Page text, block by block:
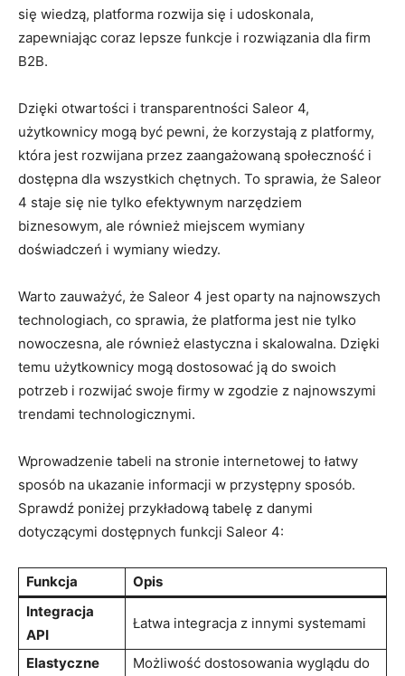
się wiedzą, ​platforma rozwija się‍ i udoskonala,
zapewniając coraz lepsze ⁣funkcje ⁢i ⁢rozwiązania dla firm
B2B.
Dzięki otwartości⁢ i transparentności Saleor ⁤4,
użytkownicy mogą być pewni, ⁤że ⁣korzystają z‍ platformy,
która jest rozwijana przez zaangażowaną społeczność i
dostępna ‌dla wszystkich chętnych. To sprawia, że Saleor
4 staje się ‍nie tylko efektywnym narzędziem
biznesowym, ale również miejscem wymiany
doświadczeń i wymiany wiedzy.
Warto​ zauważyć, że Saleor 4 jest oparty na najnowszych
technologiach, co⁤ sprawia, że ‍platforma jest nie tylko
nowoczesna, ale również elastyczna⁣ i skalowalna. Dzięki
temu użytkownicy mogą dostosować ją do swoich
potrzeb i rozwijać swoje firmy⁣ w​ zgodzie z najnowszymi
trendami technologicznymi.
Wprowadzenie tabeli na ‌stronie internetowej to łatwy
sposób‌ na ​ukazanie informacji w ‍przystępny sposób.
‌Sprawdź poniżej przykładową‌ tabelę z danymi ​
dotyczącymi‍ dostępnych funkcji‍ Saleor 4:
Funkcja
Opis
Integracja
API
Łatwa integracja​ z innymi systemami
Elastyczne
Możliwość dostosowania wyglądu do